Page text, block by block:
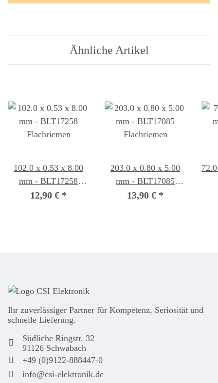
Ähnliche Artikel
102.0 x 0.53 x 8.00
mm - BLT17258
Flachriemen
12,90 € *
203.0 x 0.80 x 5.00
mm - BLT17085
Flachriemen
13,90 € *
Ihr zuver­läs­siger Partner für Kom­pe­tenz, Seri­osi­tät und
schnel­le Lie­ferung.
Südliche Ringstr. 32
91126 Schwabach
+49 (0)9122-888447-0
info@csi-elektronik.de